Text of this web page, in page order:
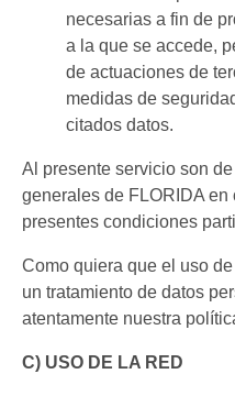
necesarias a fin de
a la que se accede,
de actuaciones de
medidas de
citados datos.
Al presente servicio son
generales de FLORIDA
presentes condiciones
Como quiera que el uso
un tratamiento de datos
atentamente nuestra
C) USO DE LA RED